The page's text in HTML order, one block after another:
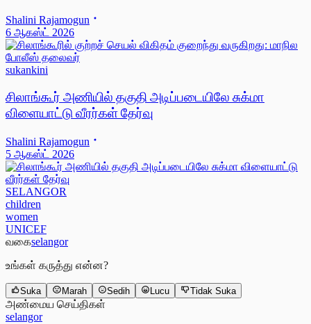
Shalini Rajamogun
6 ஆகஸ்ட் 2026
sukankini
சிலாங்கூர் அணியில் தகுதி அடிப்படையிலே சுக்மா
விளையாட்டு வீரர்கள் தேர்வு
Shalini Rajamogun
5 ஆகஸ்ட் 2026
SELANGOR
children
women
UNICEF
வகைselangor
உங்கள் கருத்து என்ன?
Suka Marah Sedih Lucu Tidak Suka
அண்மைய செய்திகள்
selangor